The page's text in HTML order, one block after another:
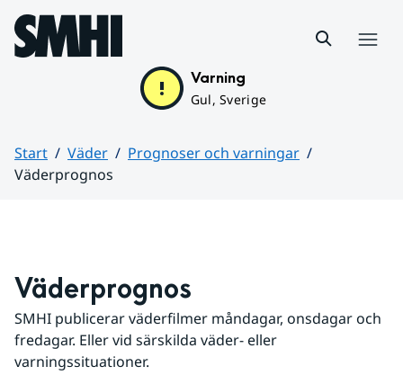
Hoppa till sidans innehåll
Varning
Gul, Sverige
Start Väder
Prognoser och varningar
Väderprognos
Väderprognos
SMHI publicerar väderfilmer måndagar, onsdagar och
fredagar. Eller vid särskilda väder- eller
varningssituationer.